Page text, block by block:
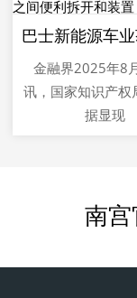
金融界2025年8
讯，国家知识产权
据显现
南